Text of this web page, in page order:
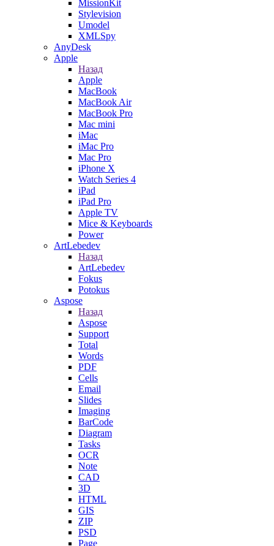
MissionKit
Stylevision
Umodel
XMLSpy
AnyDesk
Apple
Назад
Apple
MacBook
MacBook Air
MacBook Pro
Mac mini
iMac
iMac Pro
Mac Pro
iPhone X
Watch Series 4
iPad
iPad Pro
Apple TV
Mice & Keyboards
Power
ArtLebedev
Назад
ArtLebedev
Fokus
Potokus
Aspose
Назад
Aspose
Support
Total
Words
PDF
Cells
Email
Slides
Imaging
BarCode
Diagram
Tasks
OCR
Note
CAD
3D
HTML
GIS
ZIP
PSD
Page